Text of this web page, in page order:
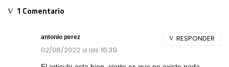
1 Comentario
antonio perez
02/08/2022 a las 16:39
RESPONDER